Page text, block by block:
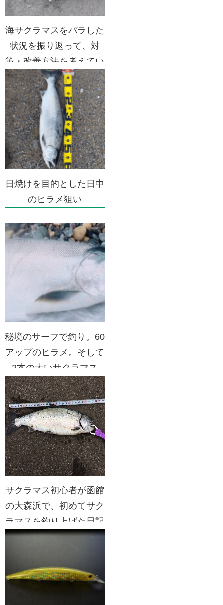
海サクラマスをバラした
状況を振り返って、対
策・改善方法を考えてい
く
日焼けを目的とした日中
のヒラメ狙い
秘境のサーフで釣り。60
アップのヒラメ。そして
2本の太いサクラマス
が・・・・・。
サクラマス初心者が函館
の大森浜で、初めてサク
ラマスを釣り上げた日記
と感想など。